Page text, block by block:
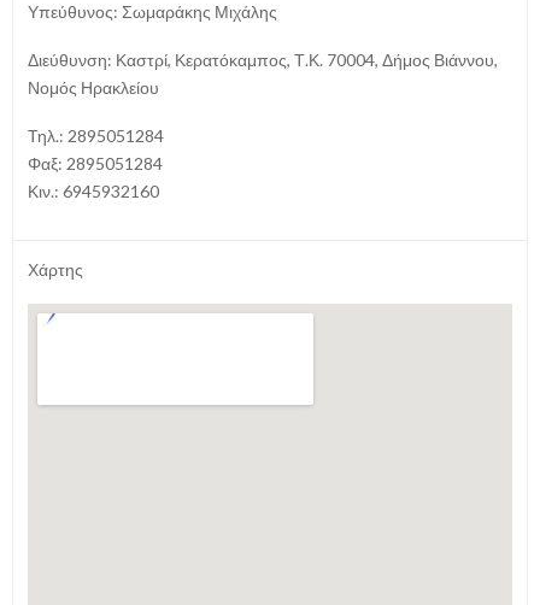
Υπεύθυνος: Σωμαράκης Μιχάλης
Διεύθυνση: Καστρί, Κερατόκαμπος, Τ.Κ. 70004, Δήμος Βιάννου,
Νομός Ηρακλείου
Τηλ.: 2895051284
Φαξ: 2895051284
Κιν.: 6945932160
Χάρτης